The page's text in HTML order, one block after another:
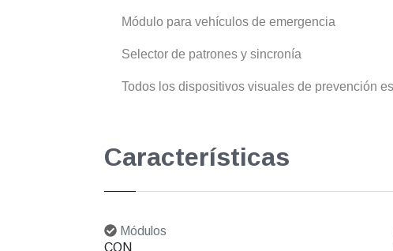
Módulo para vehículos de emergencia
Selector de patrones y sincronía
Todos los dispositivos visuales de prevención
Características
Módulos
CON